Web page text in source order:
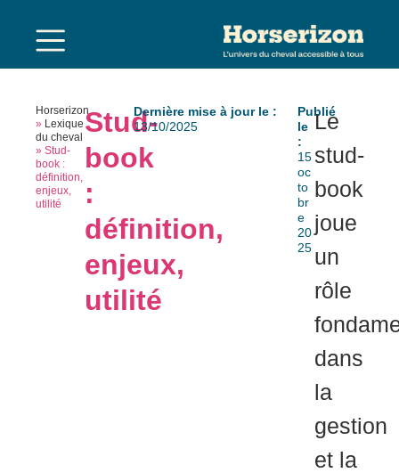
Horserizon
» Lexique
du cheval
» Stud-
book :
définition,
enjeux,
utilité
Stud-
book
:
définition,
enjeux,
utilité
Dernière mise à jour le :
13/10/2025
Publié
le
:
15
oc
to
br
e
20
25
Le
stud-
book
joue
un
rôle
dans
la
gestion
et la